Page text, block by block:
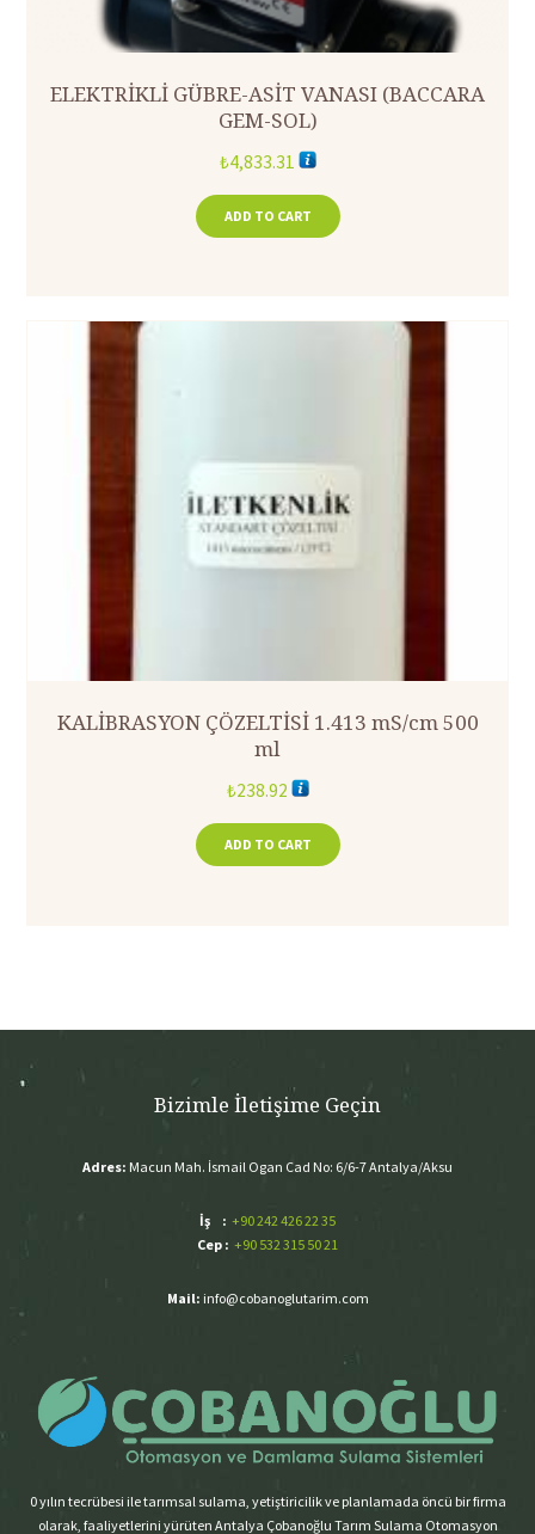
ELEKTRİKLİ GÜBRE-ASİT VANASI (BACCARA
GEM-SOL)
₺4,833.31
ADD TO CART
KALİBRASYON ÇÖZELTİSİ 1.413 mS/cm 500
ml
₺238.92
ADD TO CART
Bizimle İletişime Geçin
Adres: Macun Mah. İsmail Ogan Cad No: 6/6-7 Antalya/Aksu
İş : +90 242 426 22 35
Cep : +90 532 315 50 21
Mail: info@cobanoglutarim.com
0 yılın tecrübesi ile tarımsal sulama, yetiştiricilik ve planlamada öncü bir firma
olarak, faaliyetlerini yürüten Antalya Çobanoğlu Tarım Sulama Otomasyon